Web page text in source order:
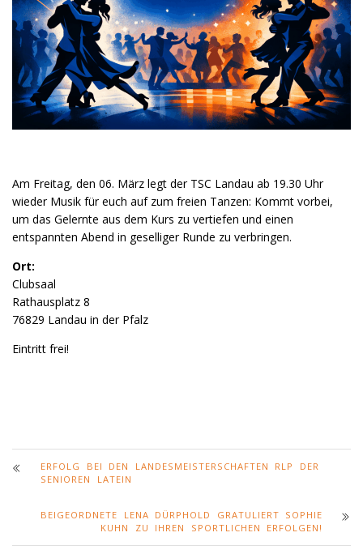
Am Freitag, den 06. März legt der TSC Landau ab 19.30 Uhr
wieder Musik für euch auf zum freien Tanzen: Kommt vorbei,
um das Gelernte aus dem Kurs zu vertiefen und einen
entspannten Abend in geselliger Runde zu verbringen.
Ort:
Clubsaal
Rathausplatz 8
76829 Landau in der Pfalz
Eintritt frei!
ERFOLG BEI DEN LANDESMEISTERSCHAFTEN RLP DER
SENIOREN LATEIN
BEIGEORDNETE LENA DÜRPHOLD GRATULIERT SOPHIE
KUHN ZU IHREN SPORTLICHEN ERFOLGEN!